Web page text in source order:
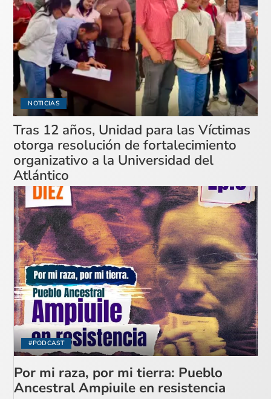
NOTICIAS
Tras 12 años, Unidad para las Víctimas
otorga resolución de fortalecimiento
organizativo a la Universidad del
Atlántico
#PODCAST
Por mi raza, por mi tierra: Pueblo
Ancestral Ampiuile en resistencia